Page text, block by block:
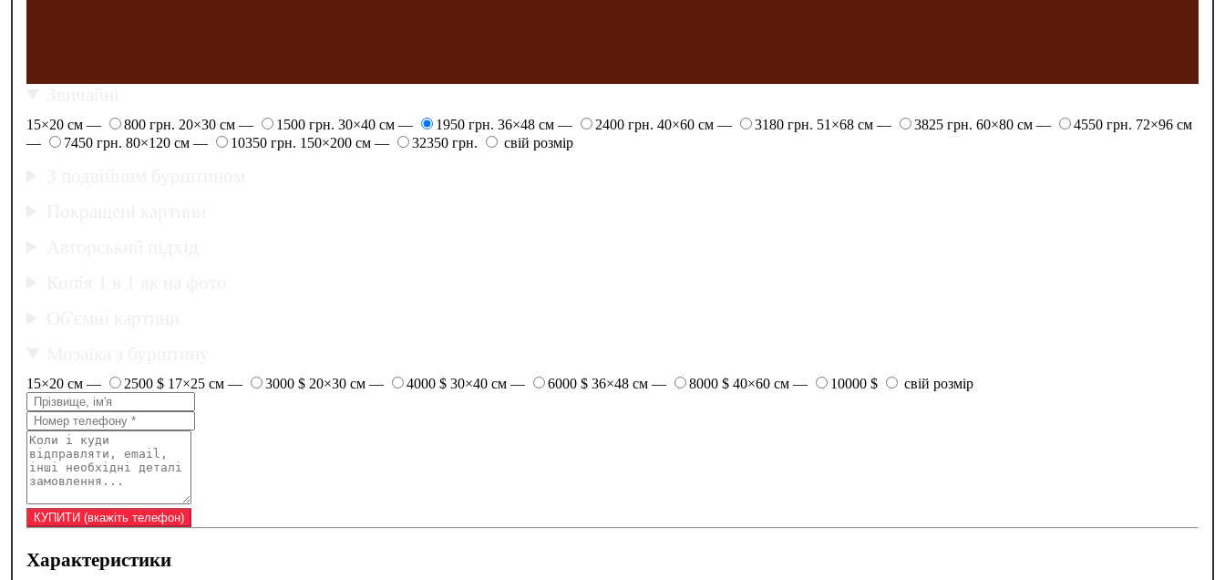
15×20 см — 800 грн. 20×30 см — 1500 грн. 30×40 см — 1950 грн. 36×48 см — 2400 грн. 40×60 см — 3180 грн. 51×68 см — 3825 грн. 60×80 см — 4550 грн. 72×96 см
—
7450 грн. 80×120 см — 10350 грн. 150×200 см — 32350 грн. свій розмір
15×20 см — 2500 $ 17×25 см — 3000 $ 20×30 см — 4000 $ 30×40 см — 6000 $ 36×48 см — 8000 $ 40×60 см — 10000 $ свій розмір
Характеристики